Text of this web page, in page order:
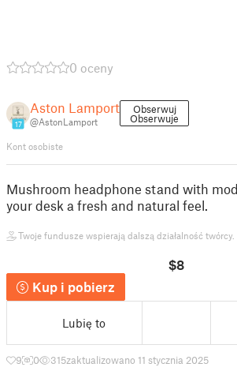
0 oceny
17
Aston Lamport
@AstonLamport
Obserwuj
Obserwuje
Kont osobiste
Mushroom headphone stand with
your desk a fresh and natural feel.
Twoje fundusze wspierają dalszą działalność twórcy.
$8
Kup i pobierz
Lubię to
9 0 315zaktualizowano 11 stycznia 2025